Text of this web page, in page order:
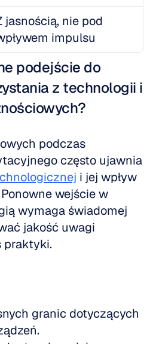
jasnością, nie pod
impulsu
podejście do
z technologii i
podczas
często ujawnia
i jej wpływ
wejście w
wymaga świadomej
jakość uwagi
praktyki.
granic dotyczących